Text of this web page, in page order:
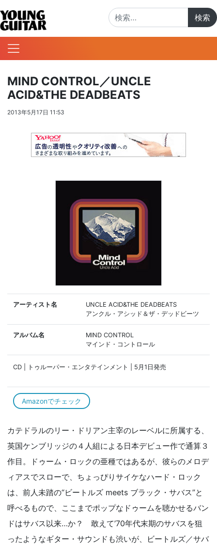
MIND CONTROL／UNCLE
ACID&THE DEADBEATS
2013年5月17日 11:53
アーティスト名
UNCLE ACID&THE DEADBEATS
アンクル・アシッド＆ザ・デッドビーツ
アルバム名
MIND CONTROL
マインド・コントロール
CD | トゥルーパー・エンタテインメント | 5月1日発売
Amazonでチェック
カテドラルのリー・ドリアン主宰のレーベルに所属する、
英国ケンブリッジの４人組による日本デビュー作で通算３
作目。ドゥーム・ロックの亜種ではあるが、彼らのメロデ
ィアスでスローで、ちょっぴりサイケなハード・ロック
は、前人未踏の“ビートルズ meets ブラック・サバス”と
呼べるもので、ここまでポップなドゥームを聴かせるバン
ドはサバス以来…か？ 敢えて’70年代末期のサバスを狙
ったようなギター・サウンドも渋いが、ビートルズ／サバ